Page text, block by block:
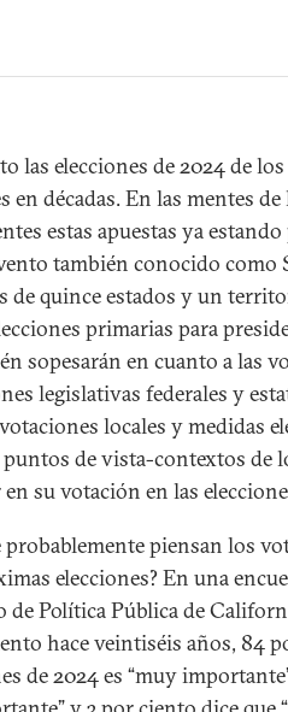
las elecciones de 2024 de
en décadas. En las mentes de
estas apuestas ya
también conocido como
de quince estados y un
primarias para
sopesarán en cuanto a las
legislativas federales y
locales y medidas
de vista-contextos de
su votación en las
probablemente piensan los
elecciones? En una
Política Pública de
hace veintiséis años, 84
de 2024 es “muy